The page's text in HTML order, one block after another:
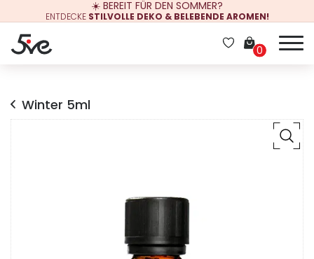
☀️ BEREIT FÜR DEN SOMMER?
ENTDECKE STILVOLLE DEKO & BELEBENDE AROMEN!
0
Winter 5ml